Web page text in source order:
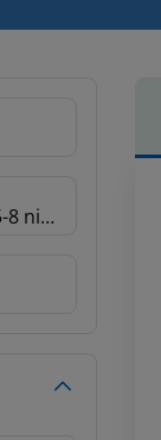
8 nights